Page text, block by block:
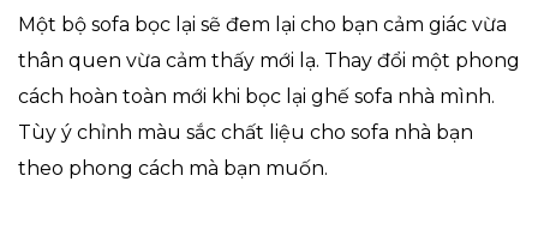
Một bộ sofa bọc lại sẽ đem lại cho bạn cảm giác vừa
thân quen vừa cảm thấy mới lạ. Thay đổi một phong
cách hoàn toàn mới khi bọc lại ghế sofa nhà mình.
Tùy ý chỉnh màu sắc chất liệu cho sofa nhà bạn
theo phong cách mà bạn muốn.